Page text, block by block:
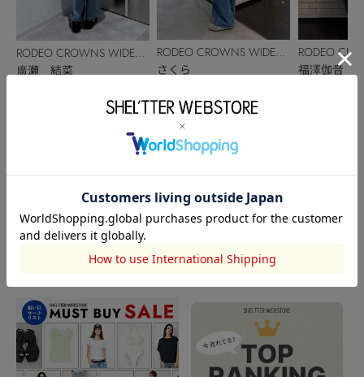
RODEO CROWNS WIDE
BOWL
廣瀬 結菜
RODEO CROWNS WIDE
BOWL
さくら
RODEO
BOWL
福澤伽音
このアイテムを見た人がチェックしている商品
閲覧中カテゴリーのランキング
TOPICS